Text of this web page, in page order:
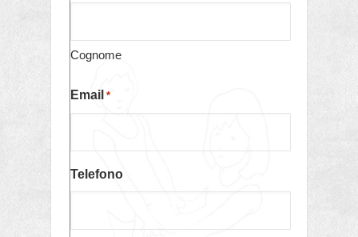
Cognome
Email *
Telefono